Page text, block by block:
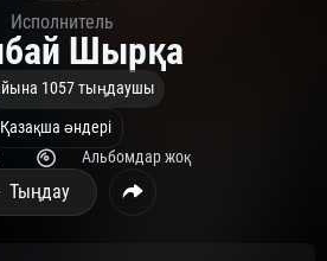
Исполнитель
Шырқа
1057 тыңдаушы
Қазақша әндері
Альбомдар жоқ
Тыңдау